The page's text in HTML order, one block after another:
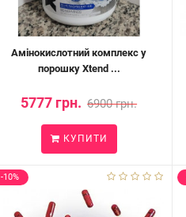
Амінокислотний комплекс у
порошку Xtend ...
5777 грн. 6900 грн.
КУПИТИ
-10%